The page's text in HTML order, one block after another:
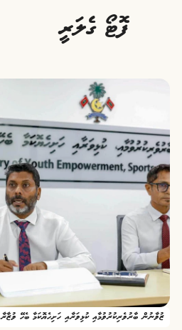
ފޮޓޯ ގެލަރީ
ޒުވާނުން ބާރުވެރިކުރުވުމާއި ކުޅިވަރާއި ހަށިހެޔޮކަމާ ބެހޭ ވުޒާރާ